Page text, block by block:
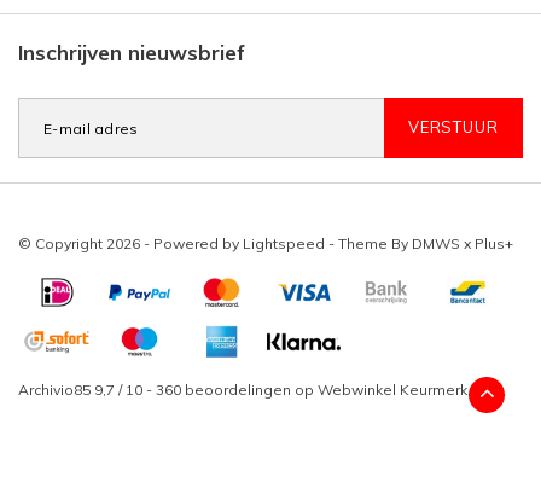
Inschrijven nieuwsbrief
VERSTUUR
© Copyright 2026 - Powered by Lightspeed - Theme By DMWS x Plus+
Archivio85 9,7 / 10 - 360 beoordelingen op Webwinkel Keurmerk